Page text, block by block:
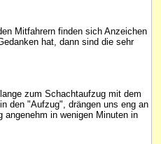
Mitfahrern finden sich Anzeichen
hat, dann sind die sehr
zum Schachtaufzug mit dem
den "Aufzug", drängen uns eng an
in wenigen Minuten in